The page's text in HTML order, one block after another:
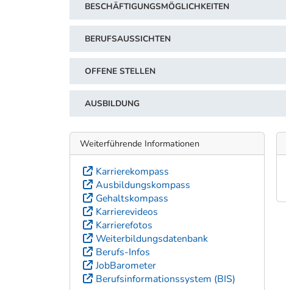
BESCHÄFTIGUNGSMÖGLICHKEITEN
BERUFSAUSSICHTEN
OFFENE STELLEN
AUSBILDUNG
Weiterführende Informationen
Karrierekompass
Ausbildungskompass
Gehaltskompass
Karrierevideos
Karrierefotos
Weiterbildungsdatenbank
Berufs-Infos
JobBarometer
Berufsinformationssystem (BIS)